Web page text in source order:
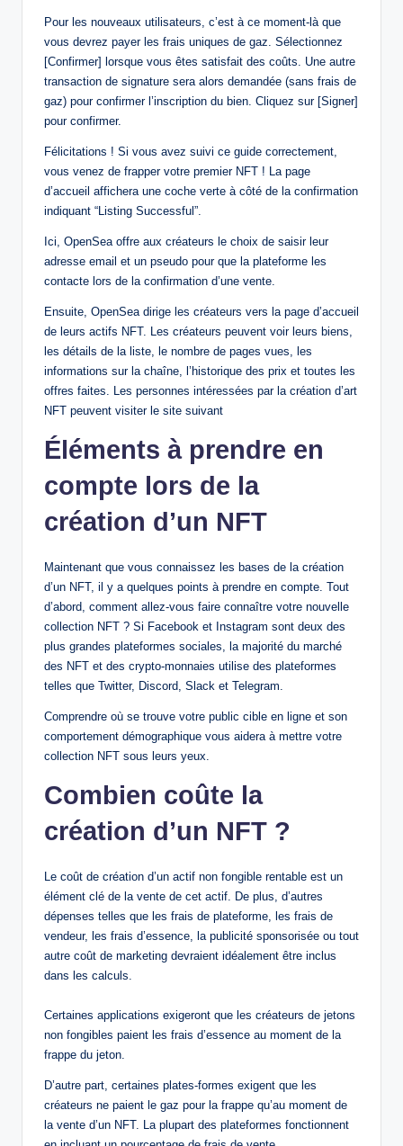
Pour les nouveaux utilisateurs, c’est à ce moment-là que
vous devrez payer les frais uniques de gaz. Sélectionnez
[Confirmer] lorsque vous êtes satisfait des coûts. Une autre
transaction de signature sera alors demandée (sans frais de
gaz) pour confirmer l’inscription du bien. Cliquez sur [Signer]
pour confirmer.
Félicitations ! Si vous avez suivi ce guide correctement,
vous venez de frapper votre premier NFT ! La page
d’accueil affichera une coche verte à côté de la confirmation
indiquant “Listing Successful”.
Ici, OpenSea offre aux créateurs le choix de saisir leur
adresse email et un pseudo pour que la plateforme les
contacte lors de la confirmation d’une vente.
Ensuite, OpenSea dirige les créateurs vers la page d’accueil
de leurs actifs NFT. Les créateurs peuvent voir leurs biens,
les détails de la liste, le nombre de pages vues, les
informations sur la chaîne, l’historique des prix et toutes les
offres faites. Les personnes intéressées par la création d’art
NFT peuvent visiter le site suivant
Éléments à prendre en
compte lors de la
création d’un NFT
Maintenant que vous connaissez les bases de la création
d’un NFT, il y a quelques points à prendre en compte. Tout
d’abord, comment allez-vous faire connaître votre nouvelle
collection NFT ? Si Facebook et Instagram sont deux des
plus grandes plateformes sociales, la majorité du marché
des NFT et des crypto-monnaies utilise des plateformes
telles que Twitter, Discord, Slack et Telegram.
Comprendre où se trouve votre public cible en ligne et son
comportement démographique vous aidera à mettre votre
collection NFT sous leurs yeux.
Combien coûte la
création d’un NFT ?
Le coût de création d’un actif non fongible rentable est un
élément clé de la vente de cet actif. De plus, d’autres
dépenses telles que les frais de plateforme, les frais de
vendeur, les frais d’essence, la publicité sponsorisée ou tout
autre coût de marketing devraient idéalement être inclus
dans les calculs.
Certaines applications exigeront que les créateurs de jetons
non fongibles paient les frais d’essence au moment de la
frappe du jeton.
D’autre part, certaines plates-formes exigent que les
créateurs ne paient le gaz pour la frappe qu’au moment de
la vente d’un NFT. La plupart des plateformes fonctionnent